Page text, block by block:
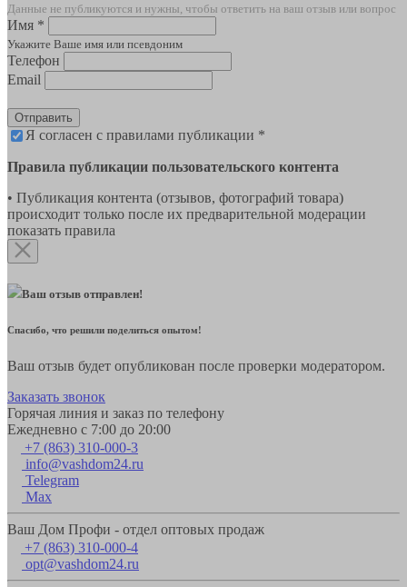
Данные не публикуются и нужны, чтобы ответить на ваш отзыв или вопрос
Имя *
Укажите Ваше имя или псевдоним
Телефон
Email
Отправить
Я согласен с правилами публикации *
Правила публикации пользовательского контента
• Публикация контента (отзывов, фотографий товара)
происходит только после их предварительной модерации
показать правила
Ваш отзыв отправлен!
Спасибо, что решили поделиться опытом!
Ваш отзыв будет опубликован после проверки модератором.
Заказать звонок
Горячая линия и заказ по телефону
Ежедневно с 7:00 до 20:00
+7 (863) 310-000-3
info@vashdom24.ru
Telegram
Max
Ваш Дом Профи - отдел оптовых продаж
+7 (863) 310-000-4
opt@vashdom24.ru